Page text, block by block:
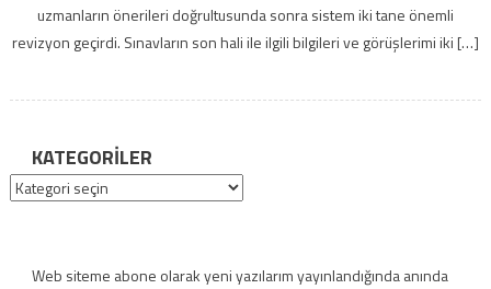
uzmanların önerileri doğrultusunda sonra sistem iki tane önemli
revizyon geçirdi. Sınavların son hali ile ilgili bilgileri ve görüşlerimi iki […]
KATEGORILER
Kategoriler
Web siteme abone olarak yeni yazılarım yayınlandığında anında